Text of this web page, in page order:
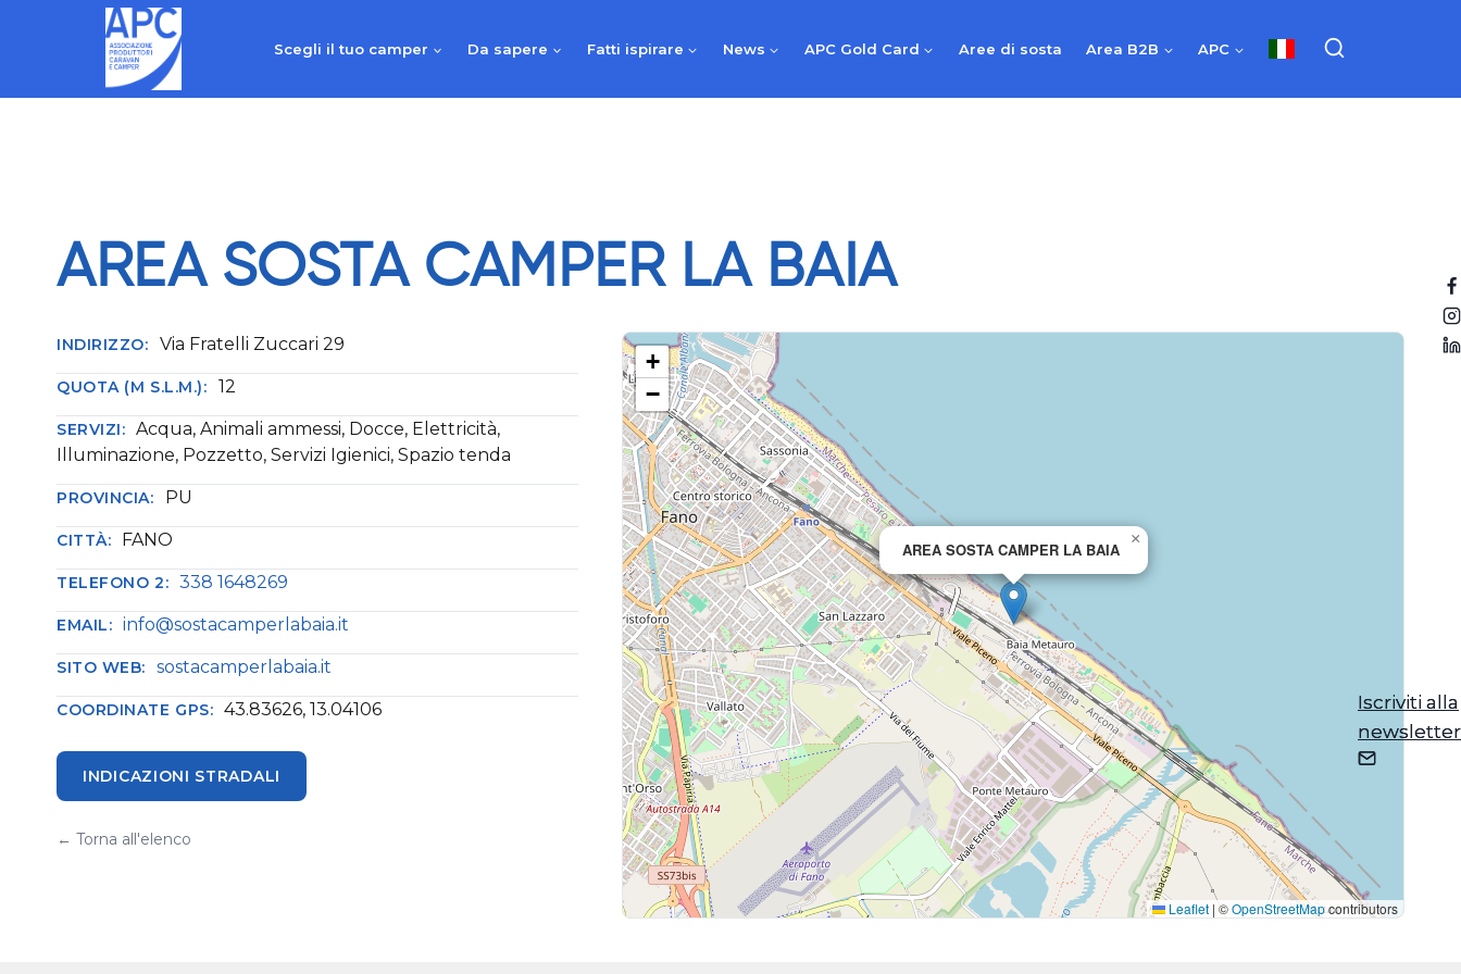
Scegli il tuo camper Da sapere Fatti ispirare News APC Gold Card Aree di sosta Area B2B APC
Iscriviti alla
newsletter
AREA SOSTA CAMPER LA BAIA
INDIRIZZO: Via Fratelli Zuccari 29
QUOTA (M S.L.M.): 12
SERVIZI: Acqua, Animali ammessi, Docce, Elettricità,
Illuminazione, Pozzetto, Servizi Igienici, Spazio tenda
PROVINCIA: PU
CITTÀ: FANO
TELEFONO 2: 338 1648269
EMAIL: info@sostacamperlabaia.it
SITO WEB: sostacamperlabaia.it
COORDINATE GPS: 43.83626, 13.04106
INDICAZIONI STRADALI
← Torna all'elenco
AREA SOSTA CAMPER LA BAIA
×
+
−
Leaflet | ©OpenStreetMapcontributors
Iscriviti alla
newsletter